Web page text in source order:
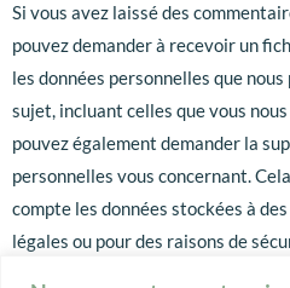
Si vous avez laissé des
pouvez demander à recevoir un
les données personnelles que
sujet, incluant celles que vous
pouvez également demander la
personnelles vous concernant.
compte les données stockées à
légales ou pour des raisons de